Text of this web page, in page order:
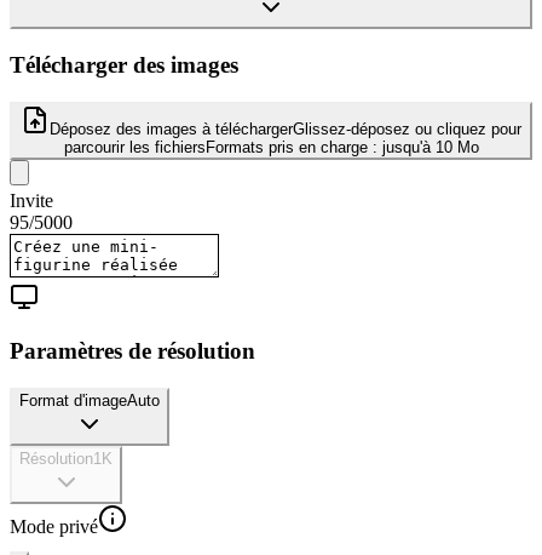
Télécharger des images
Déposez des images à téléchargerGlissez-déposez ou cliquez pour
parcourir les fichiersFormats pris en charge : jusqu'à 10 Mo
Invite
95/5000
Paramètres de résolution
Format d'imageAuto
Résolution1K
Mode privé